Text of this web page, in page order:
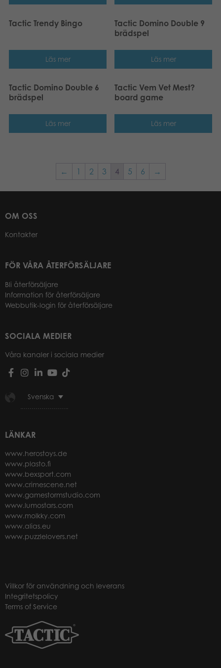
Tactic Trendy Bingo
Läs mer
Tactic Domino Double 9
brädspel
Läs mer
Tactic Domino Double 6
brädspel
Läs mer
Tactic Vem Vet Mest?
board game
Läs mer
← 1 2 3 4 5 6 →
OM OSS
Kontakter
FÖR VÅRA ÅTERFÖRSÄLJARE
Bli återförsäljare
Information för återförsäljare
Webbutik-login för återförsäljare
SOCIALA MEDIER
Våra kanaler i sociala medier
Svenska
LÄNKAR
www.herostoys.de
www.plasto.fi
www.bexsport.com
www.crimescene.net
www.gamestormstudio.com
www.lumostars.com
www.molkky.com
www.alias.eu
www.puzzlelovers.net
Villkor för användning och leverans
Integritetspolicy
Terms of Service